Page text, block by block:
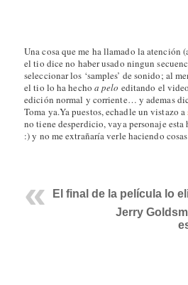
Una cosa que me ha llamado la atención
el tio dice no haber usado ningun
seleccionar los ‘samples’ de sonido; al
el tio lo ha hecho a pelo editando el
edición normal y corriente… y ademas
Toma ya.Ya puestos, echadle un vistazo a
no tiene desperdicio, vaya personaje
:) y no me extrañaría verle haciendo
El final de la película lo
Jerry